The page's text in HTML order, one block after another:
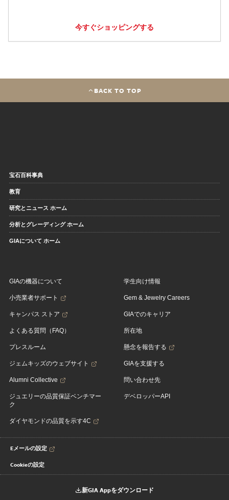
今すぐショッピングする
BACK TO TOP
宝石百科事典
教育
研究とニュース ホーム
分析とグレーディング ホーム
GIAについて ホーム
GIAの機器について
小売業者サポート
キャンパス ストア
よくある質問（FAQ）
プレスルーム
ジェムキッズのウェブサイト
Alumni Collective
ジュエリーの品質保証ベンチマー
ク
ダイヤモンドの品質を示す4C
学生向け情報
Gem & Jewelry Careers
GIAでのキャリア
所在地
懸念を報告する
GIAを支援する
問い合わせ先
デベロッパーAPI
Eメールの設定
Cookieの設定
新GIA Appをダウンロード